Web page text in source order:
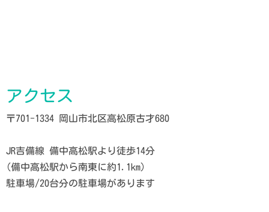
アクセス
〒701-1334 岡山市北区高松原古才680
JR吉備線 備中高松駅より徒歩14分
(備中高松駅から南東に約1.1km)
駐車場/20台分の駐車場があります